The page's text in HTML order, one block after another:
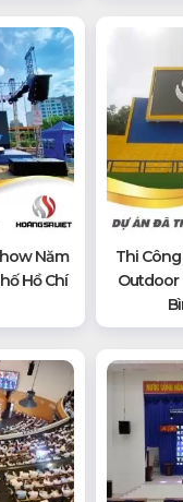
Năm
Hồ Chí
Thi
Outdoor